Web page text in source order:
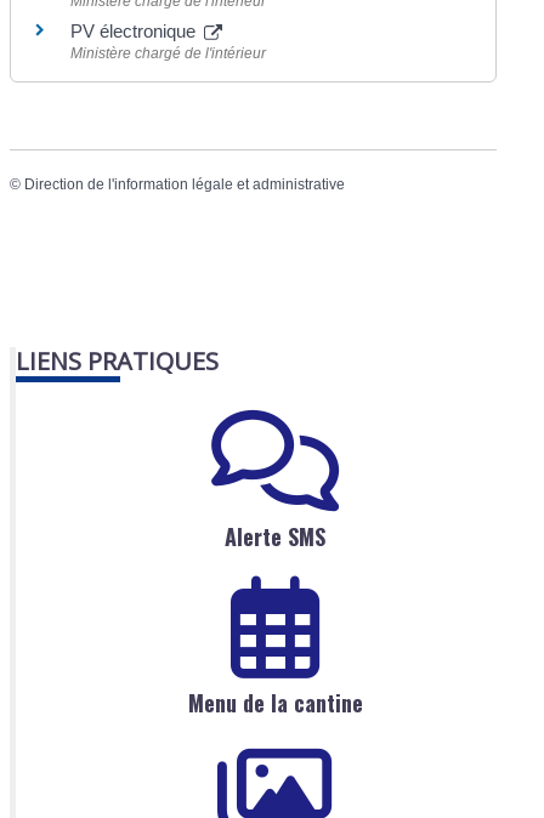
PV électronique
Ministère chargé de l'intérieur
© Direction de l'information légale et administrative
LIENS PRATIQUES
Alerte SMS
Menu de la cantine